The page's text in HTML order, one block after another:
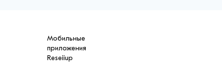
Мобильные
приложения
Reseiiup